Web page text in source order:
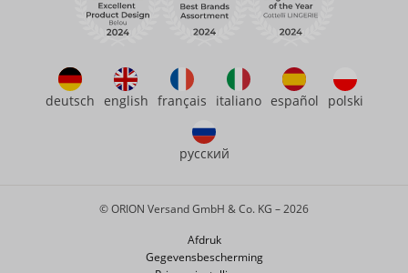
Veelgestelde vragen (FAQ)
deutsch english français italiano español polski
русский
Afdruk
Gegevensbescherming
© ORION Versand GmbH & Co. KG – 2026